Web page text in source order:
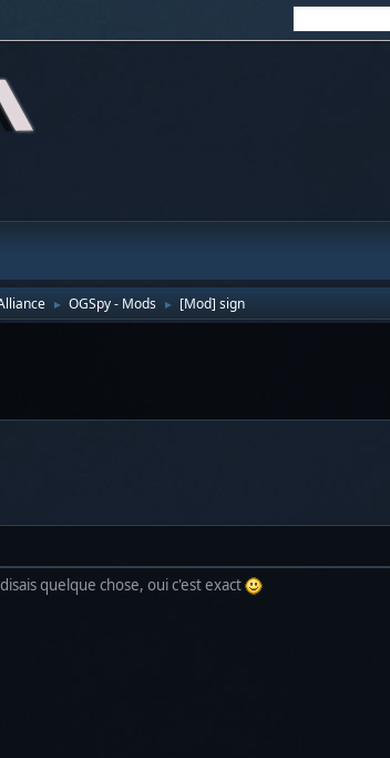
► OGSpy - Mods ► [Mod] sign
quelque chose, oui c'est exact